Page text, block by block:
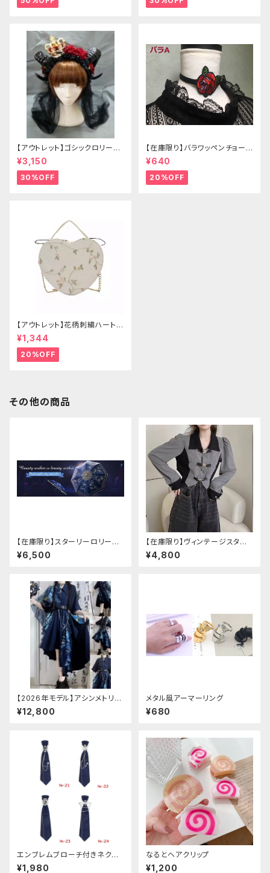
【アウトレット】ゴシックロリータ
ゴールドクラウン＆ホーン(ヴェ
ール付き)
¥3,150
30%OFF
【在庫限り】バラワッペンチョーカ
ー
¥640
20%OFF
【アウトレット】花柄刺繍ハートバ
ッグ
¥1,344
20%OFF
その他の商品
【在庫限り】スターリーロリータ
アンブレラ
¥6,500
【在庫限り】ヴィンテージスタイ
ルバックルベルトシャツ
¥4,800
【2026年モデル】アシンメトリー
チャイナ改良ドレス
¥12,800
メタル風アーマーリング
¥680
エンブレムブローチ付きネクタ
イ(ネイビー)
¥1,980
なるとヘアクリップ
¥1,200